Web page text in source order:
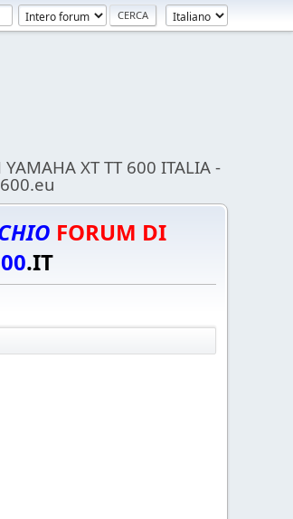
YAMAHA XT TT 600 ITALIA -
FORUM DI
.IT